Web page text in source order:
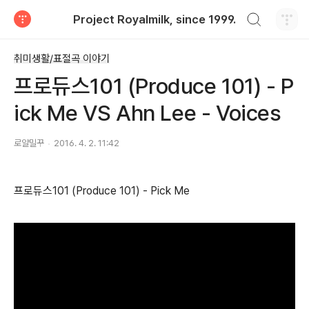
Project Royalmilk, since 1999.
취미생활/표절곡 이야기
프로듀스101 (Produce 101) - P
ick Me VS Ahn Lee - Voices
로얄밀꾸 2016. 4. 2. 11:42
프로듀스101 (Produce 101) - Pick Me